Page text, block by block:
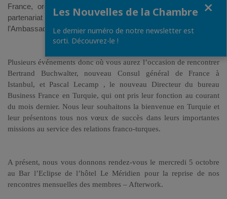
France, organisé par notre partenaire Business France, en
partenariat avec notre Chambre et le Service Economique de
l’Ambassade de France.
Plusieurs événements donc où vous aurez l’occasion de rencontrer
Bertrand Buchwalter, nouveau Consul général de France à
Istanbul, et Pascal Lecamp , le nouveau Directeur du bureau
Business France en Turquie, qui ont pris leur fonction au courant
du mois dernier. Nous leur souhaitons la bienvenue en Turquie et
leur présentons tous nos vœux de succès dans leurs importantes
missions au service des relations franco-turques.
A présent, nous vous donnons rendez-vous le mercredi 5 octobre
au Bar l’Eclipse de l’hôtel Le Méridien pour la reprise de nos
rencontres mensuelles des membres – Afterwork.
Les Nouvelles de la Chambre
Le dernier numéro de notre newsletter est
sorti. Découvrez-le !